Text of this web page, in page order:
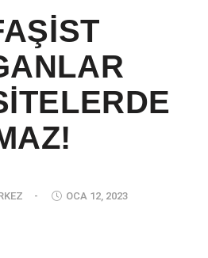
- OCA 12, 2023